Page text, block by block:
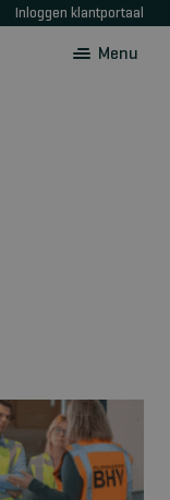
Inloggen klantportaal
Menu